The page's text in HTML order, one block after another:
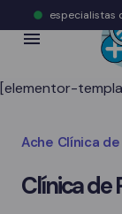
[elementor-
Ache Clínica
Clínica de
especialistas